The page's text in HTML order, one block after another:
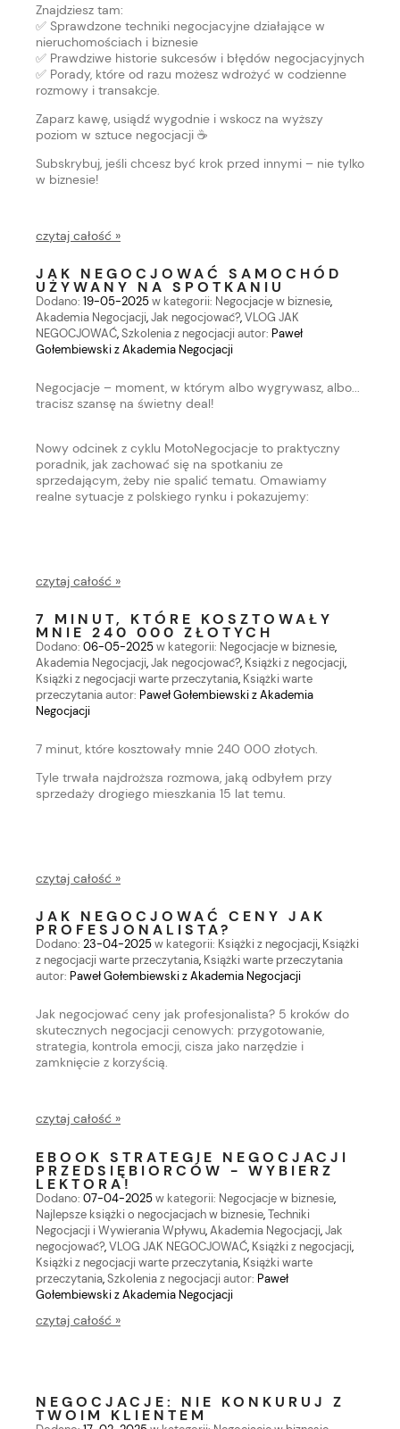
Znajdziesz tam:
✅ Sprawdzone techniki negocjacyjne działające w
nieruchomościach i biznesie
✅ Prawdziwe historie sukcesów i błędów negocjacyjnych
✅ Porady, które od razu możesz wdrożyć w codzienne
rozmowy i transakcje.
Zaparz kawę, usiądź wygodnie i wskocz na wyższy
poziom w sztuce negocjacji ☕
Subskrybuj, jeśli chcesz być krok przed innymi – nie tylko
w biznesie!
czytaj całość »
JAK NEGOCJOWAĆ SAMOCHÓD
UŻYWANY NA SPOTKANIU
Dodano: 19-05-2025w kategorii: Negocjacje w biznesie,
Akademia Negocjacji,Jak negocjować?,VLOG JAK
NEGOCJOWAĆ,Szkolenia z negocjacji autor: Paweł
Gołembiewski z Akademia Negocjacji
Negocjacje – moment, w którym albo wygrywasz, albo...
tracisz szansę na świetny deal!
Nowy odcinek z cyklu MotoNegocjacje to praktyczny
poradnik, jak zachować się na spotkaniu ze
sprzedającym, żeby nie spalić tematu. Omawiamy
realne sytuacje z polskiego rynku i pokazujemy:
czytaj całość »
7 MINUT, KTÓRE KOSZTOWAŁY
MNIE 240 000 ZŁOTYCH
Dodano: 06-05-2025w kategorii: Negocjacje w biznesie,
Akademia Negocjacji,Jak negocjować?, Książki z negocjacji,
Książki z negocjacji warte przeczytania, Książki warte
przeczytaniaautor: Paweł Gołembiewski z Akademia
Negocjacji
7 minut, które kosztowały mnie 240 000 złotych.
Tyle trwała najdroższa rozmowa, jaką odbyłem przy
sprzedaży drogiego mieszkania 15 lat temu.
czytaj całość »
JAK NEGOCJOWAĆ CENY JAK
PROFESJONALISTA?
Dodano: 23-04-2025w kategorii: Książki z negocjacji, Książki
z negocjacji warte przeczytania, Książki warte przeczytania
autor: Paweł Gołembiewski z Akademia Negocjacji
Jak negocjować ceny jak profesjonalista? 5 kroków do
skutecznych negocjacji cenowych: przygotowanie,
strategia, kontrola emocji, cisza jako narzędzie i
zamknięcie z korzyścią.
czytaj całość »
EBOOK STRATEGIE NEGOCJACJI
PRZEDSIĘBIORCÓW - WYBIERZ
LEKTORA!
Dodano: 07-04-2025w kategorii: Negocjacje w biznesie,
Najlepsze książki o negocjacjach w biznesie,Techniki
Negocjacji i Wywierania Wpływu,Akademia Negocjacji,Jak
negocjować?,VLOG JAK NEGOCJOWAĆ, Książki z negocjacji,
Książki z negocjacji warte przeczytania, Książki warte
przeczytania,Szkolenia z negocjacji autor: Paweł
Gołembiewski z Akademia Negocjacji
czytaj całość »
NEGOCJACJE: NIE KONKURUJ Z
TWOIM KLIENTEM